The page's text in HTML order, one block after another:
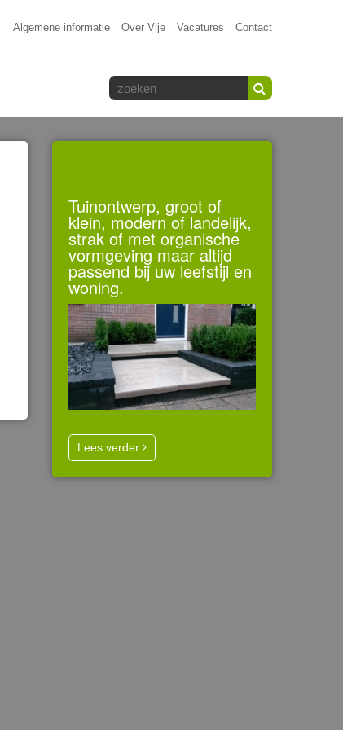
Algemene informatie Over Vije Vacatures Contact
Tuinontwerp, groot of
klein, modern of landelijk,
strak of met organische
vormgeving maar altijd
passend bij uw leefstijl en
woning.
Lees verder